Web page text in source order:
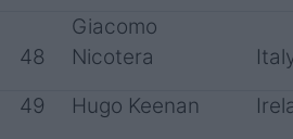
48
Giacomo
Nicotera
49
Hugo Keenan